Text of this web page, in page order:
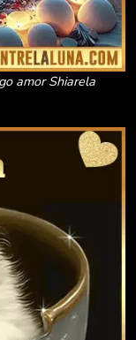
amor Shiarela